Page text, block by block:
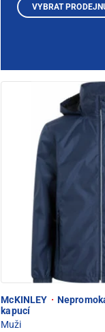
McKINLEY ·
kapucí
Muži